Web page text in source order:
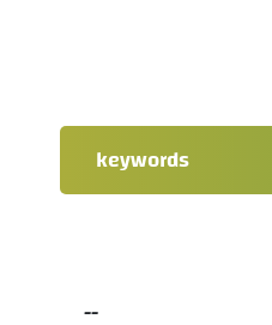
keywords
--